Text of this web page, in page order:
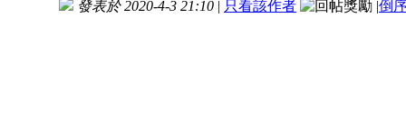
發表於 2020-4-3 21:10 | 只看該作者 |倒